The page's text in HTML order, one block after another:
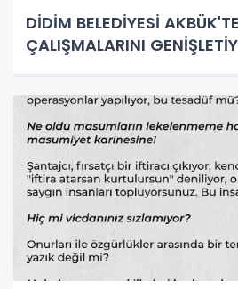
DİDİM BELEDİYESİ
ÇALIŞMALARINI